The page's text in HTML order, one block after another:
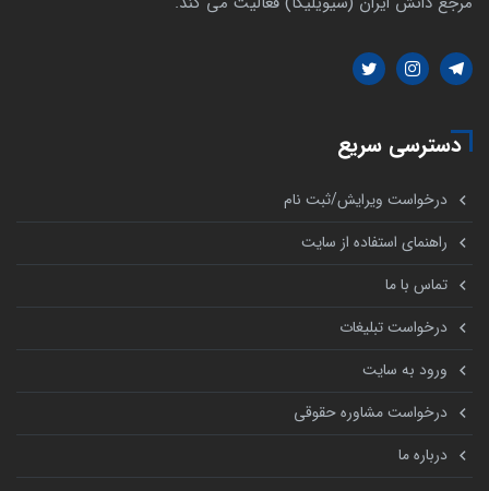
دسترسی سریع
درخواست ویرایش/ثبت نام
راهنمای استفاده از سایت
تماس با ما
درخواست تبلیغات
ورود به سایت
درخواست مشاوره حقوقی
درباره ما